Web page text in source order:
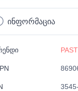
ინფორმაცია